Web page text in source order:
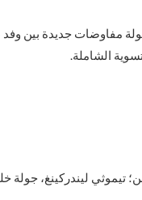
مفاوضات جديدة بين
الشاملة.
تيموثي ليندركينغ، جولة